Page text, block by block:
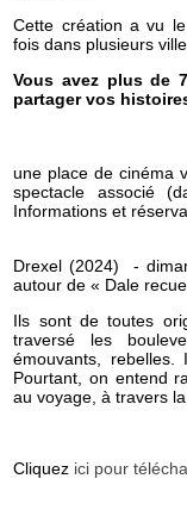
Cette création a vu
fois dans plusieurs
Vous avez plus de
partager vos
une place de cinéma
spectacle associé
Informations et
Drexel (2024) -
autour de « Dale
Ils sont de toutes
traversé les
émouvants, rebelles.
Pourtant, on entend
au voyage, à travers
Cliquez ici pour